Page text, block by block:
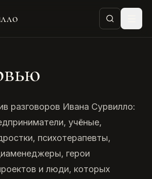
разговоров Ивана Сурвилло:
учёные,
психотерапевты,
герои
и люди, которых